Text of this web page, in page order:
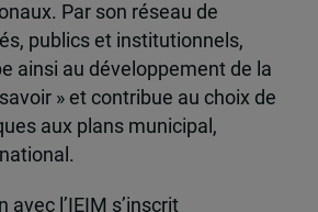
Par son réseau de
publics et institutionnels,
ainsi au développement de la
» et contribue au choix de
aux plans municipal,
avec l’IEIM s’inscrit